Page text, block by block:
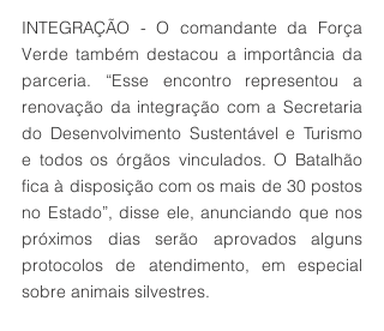
INTEGRAÇÃO - O comandante da Força
Verde também destacou a importância da
parceria. “Esse encontro representou a
renovação da integração com a Secretaria
do Desenvolvimento Sustentável e Turismo
e todos os órgãos vinculados. O Batalhão
fica à disposição com os mais de 30 postos
no Estado”, disse ele, anunciando que nos
próximos dias serão aprovados alguns
protocolos de atendimento, em especial
sobre animais silvestres.